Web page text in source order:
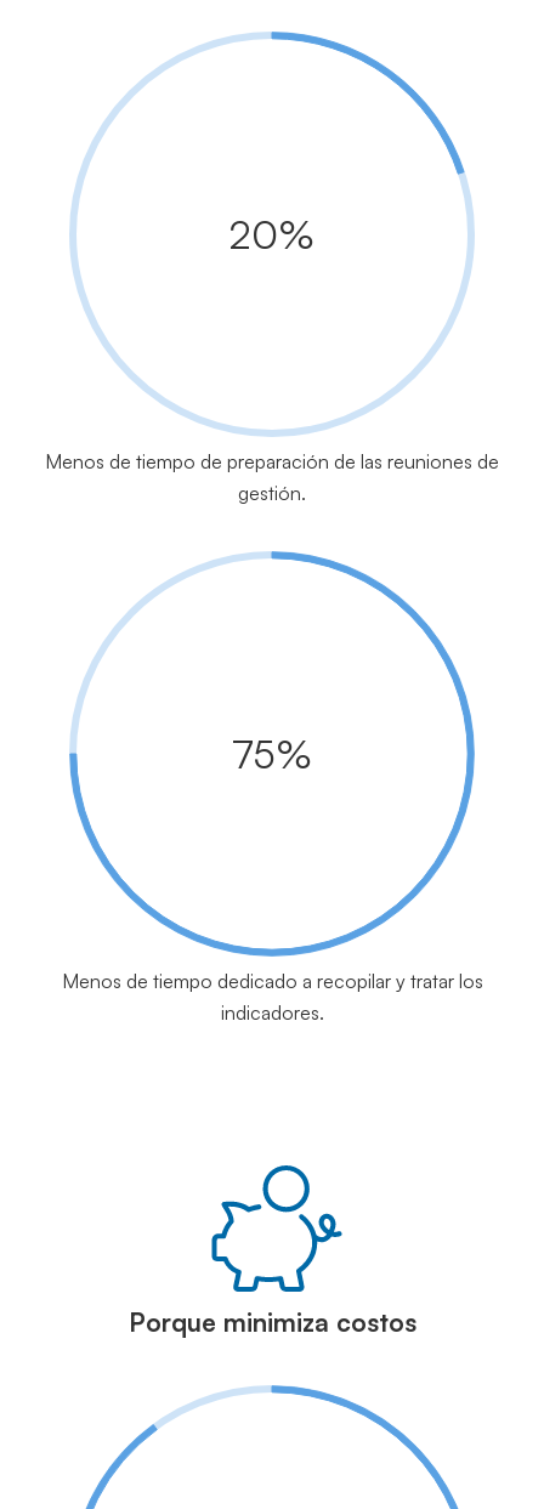
20%
Menos de tiempo de preparación de las reuniones de
gestión.
75%
Menos de tiempo dedicado a recopilar y tratar los
indicadores.
Porque minimiza costos